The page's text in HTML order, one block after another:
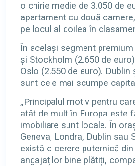
o chirie medie de 3.050 de
apartament cu două
pe locul al doilea în
În același segment
și Stockholm (2.650 de
Oslo (2.550 de euro). Dublin
sunt cele mai scumpe
„Principalul motiv pentru
atât de mult în Europa este
imobiliare sunt locale. În
Geneva, Londra, Dublin sau
există o cerere puternică din
angajaților bine plătiți,